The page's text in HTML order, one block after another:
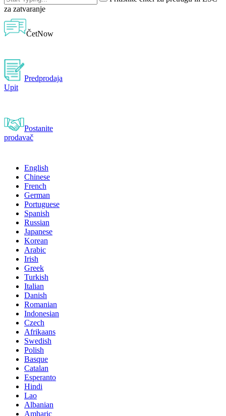
za zatvaranje
ČetNow
Predprodaja
Upit
Postanite
prodavač
English
Chinese
French
German
Portuguese
Spanish
Russian
Japanese
Korean
Arabic
Irish
Greek
Turkish
Italian
Danish
Romanian
Indonesian
Czech
Afrikaans
Swedish
Polish
Basque
Catalan
Esperanto
Hindi
Lao
Albanian
Amharic